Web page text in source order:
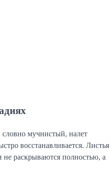
мучнистый, налет
восстанавливается. Листья
раскрываются полностью, а